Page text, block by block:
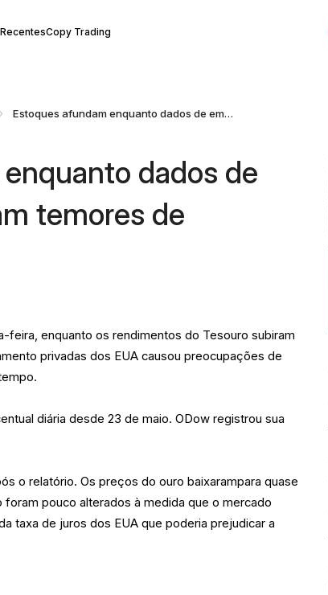
Copy Trading
Estoques afundam enquanto dados de empregos alimentam temores de aumento de taxas
dados de
temores de
feira, enquanto os rendimentos do Tesouro subiram
privadas dos EUA causou preocupações de
diária desde 23 de maio. ODow registrou sua
o relatório. Os preços do ouro baixarampara quase
pouco alterados à medida que o mercado
taxa de juros dos EUA que poderia prejudicar a